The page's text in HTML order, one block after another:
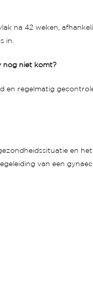
na 42 weken,
in.
nog niet komt?
en regelmatig
en
van een